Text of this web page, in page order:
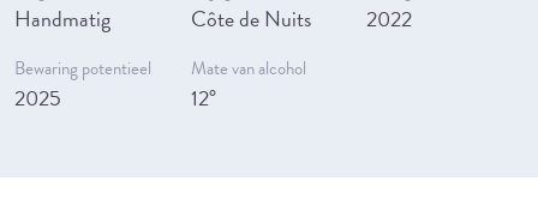
Handmatig Côte de Nuits 2022
Bewaring potentieel
2025
Mate van alcohol
12°